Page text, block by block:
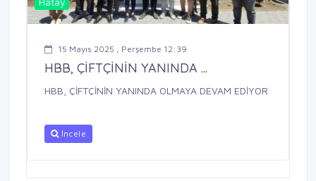
15 Mayıs 2025 , Perşembe 12:39
HBB, ÇİFTÇİNİN YANINDA ...
HBB, ÇİFTÇİNİN YANINDA OLMAYA DEVAM EDİYOR
İncele